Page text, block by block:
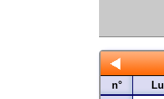
n° Lu